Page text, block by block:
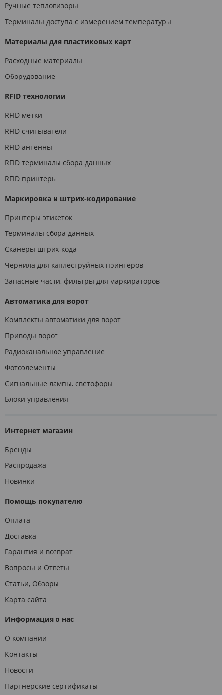
Ручные тепловизоры
Терминалы доступа с измерением температуры
Материалы для пластиковых карт
Расходные материалы
Оборудование
RFID технологии
RFID метки
RFID считыватели
RFID антенны
RFID терминалы сбора данных
RFID принтеры
Маркировка и штрих-кодирование
Принтеры этикеток
Терминалы сбора данных
Сканеры штрих-кода
Чернила для каплеструйных принтеров
Запасные части, фильтры для маркираторов
Автоматика для ворот
Комплекты автоматики для ворот
Приводы ворот
Радиоканальное управление
Фотоэлементы
Сигнальные лампы, светофоры
Блоки управления
Интернет магазин
Бренды
Распродажа
Новинки
Помощь покупателю
Оплата
Доставка
Гарантия и возврат
Вопросы и Ответы
Статьи, Обзоры
Карта сайта
Информация о нас
О компании
Контакты
Новости
Партнерские сертификаты